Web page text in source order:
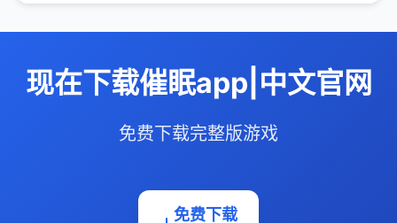
现在下载催眠app|中文官网
免费下载完整版游戏
免费下载